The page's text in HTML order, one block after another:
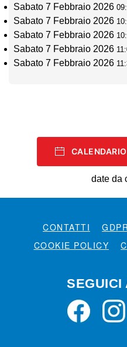
Sabato 7 Febbraio 2026
Sabato 7 Febbraio 2026
Sabato 7 Febbraio 2026
Sabato 7 Febbraio 2026
Sabato 7 Febbraio 2026
date da
CONTATTI
COOKIE POLICY
SEGUICI